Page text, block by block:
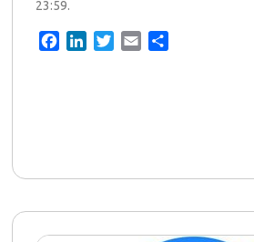
23:59.
FacebookLinkedInTwitterEmail